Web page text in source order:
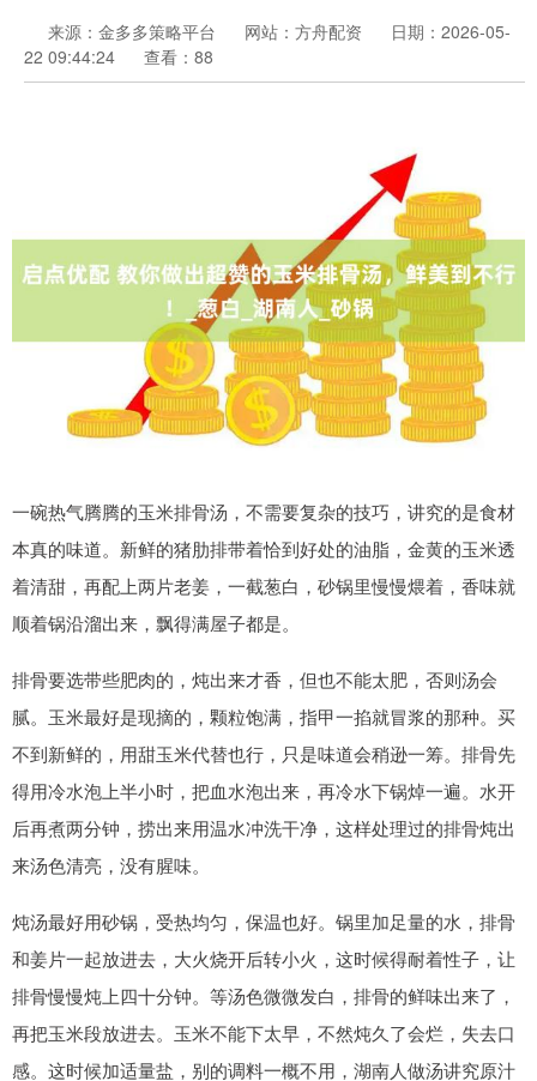
来源：金多多策略平台 网站：方舟配资
日期：2026-05-
22 09:44:24
查看：88
一碗热气腾腾的玉米排骨汤，不需要复杂的技巧，讲究的是食材
本真的味道。新鲜的猪肋排带着恰到好处的油脂，金黄的玉米透
着清甜，再配上两片老姜，一截葱白，砂锅里慢慢煨着，香味就
顺着锅沿溜出来，飘得满屋子都是。
排骨要选带些肥肉的，炖出来才香，但也不能太肥，否则汤会
腻。玉米最好是现摘的，颗粒饱满，指甲一掐就冒浆的那种。买
不到新鲜的，用甜玉米代替也行，只是味道会稍逊一筹。排骨先
得用冷水泡上半小时，把血水泡出来，再冷水下锅焯一遍。水开
后再煮两分钟，捞出来用温水冲洗干净，这样处理过的排骨炖出
来汤色清亮，没有腥味。
炖汤最好用砂锅，受热均匀，保温也好。锅里加足量的水，排骨
和姜片一起放进去，大火烧开后转小火，这时候得耐着性子，让
排骨慢慢炖上四十分钟。等汤色微微发白，排骨的鲜味出来了，
再把玉米段放进去。玉米不能下太早，不然炖久了会烂，失去口
感。这时候加适量盐，别的调料一概不用，湖南人做汤讲究原汁